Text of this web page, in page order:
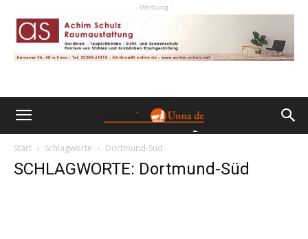
- Werbung -
Start Schlagworte Dortmund-Süd
SCHLAGWORTE: Dortmund-Süd